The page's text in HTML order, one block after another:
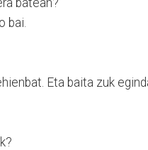
bai.
Eta baita zuk